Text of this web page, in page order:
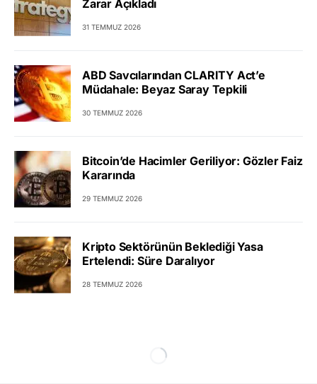
Zarar Açıkladı
31 TEMMUZ 2026
ABD Savcılarından CLARITY Act’e
Müdahale: Beyaz Saray Tepkili
30 TEMMUZ 2026
Bitcoin’de Hacimler Geriliyor: Gözler Faiz
Kararında
29 TEMMUZ 2026
Kripto Sektörünün Beklediği Yasa
Ertelendi: Süre Daralıyor
28 TEMMUZ 2026